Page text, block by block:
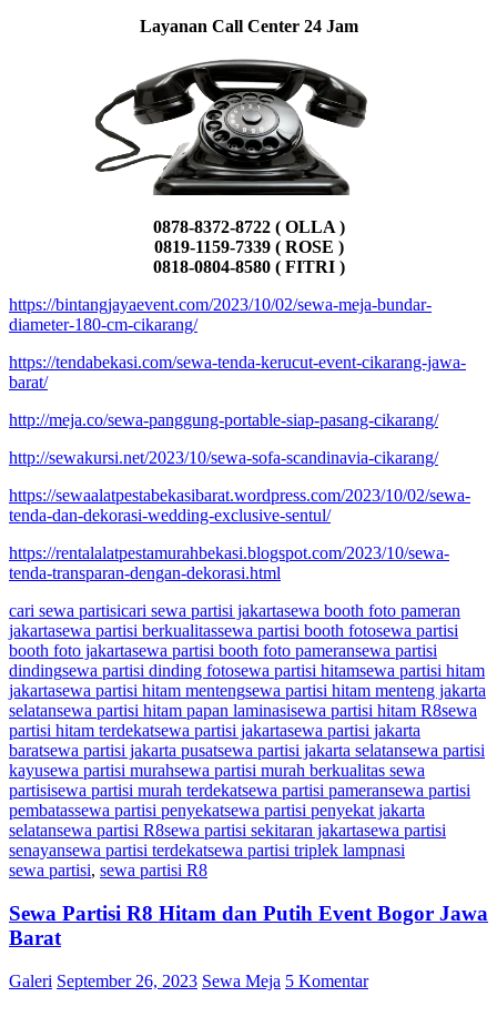
Layanan Call Center 24 Jam
0878-8372-8722 ( OLLA )
0819-1159-7339 ( ROSE )
0818-0804-8580 ( FITRI )
https://bintangjayaevent.com/2023/10/02/sewa-meja-bundar-
diameter-180-cm-cikarang/
https://tendabekasi.com/sewa-tenda-kerucut-event-cikarang-jawa-
barat/
http://meja.co/sewa-panggung-portable-siap-pasang-cikarang/
http://sewakursi.net/2023/10/sewa-sofa-scandinavia-cikarang/
https://sewaalatpestabekasibarat.wordpress.com/2023/10/02/sewa-
tenda-dan-dekorasi-wedding-exclusive-sentul/
https://rentalalatpestamurahbekasi.blogspot.com/2023/10/sewa-
tenda-transparan-dengan-dekorasi.html
cari sewa partisicari sewa partisi jakartasewa booth foto pameran
jakartasewa partisi berkualitassewa partisi booth fotosewa partisi
booth foto jakartasewa partisi booth foto pameransewa partisi
dindingsewa partisi dinding fotosewa partisi hitamsewa partisi hitam
jakartasewa partisi hitam mentengsewa partisi hitam menteng jakarta
selatansewa partisi hitam papan laminasisewa partisi hitam R8sewa
partisi hitam terdekatsewa partisi jakartasewa partisi jakarta
baratsewa partisi jakarta pusatsewa partisi jakarta selatansewa partisi
kayusewa partisi murahsewa partisi murah berkualitas sewa
partisisewa partisi murah terdekatsewa partisi pameransewa partisi
pembatassewa partisi penyekatsewa partisi penyekat jakarta
selatansewa partisi R8sewa partisi sekitaran jakartasewa partisi
senayansewa partisi terdekatsewa partisi triplek lampnasi
sewa partisi, sewa partisi R8
Sewa Partisi R8 Hitam dan Putih Event Bogor Jawa
Barat
Galeri September 26, 2023 Sewa Meja 5 Komentar